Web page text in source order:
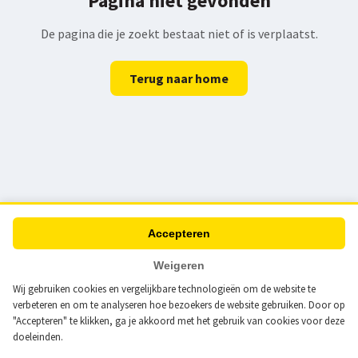
Wij gebruiken cookies en vergelijkbare technologieën om de website te
verbeteren en om te analyseren hoe bezoekers de website gebruiken. Door op
"Accepteren" te klikken, ga je akkoord met het gebruik van cookies voor deze
doeleinden.
Accepteren
Weigeren
De pagina die je zoekt bestaat niet of is verplaatst.
Terug naar home